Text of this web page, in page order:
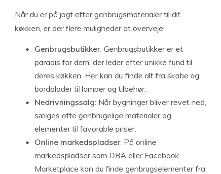
Når du er på jagt efter genbrugsmaterialer til dit
køkken, er der flere muligheder at overveje:
Genbrugsbutikker: Genbrugsbutikker er et
paradis for dem, der leder efter unikke fund til
deres køkken. Her kan du finde alt fra skabe og
bordplader til lamper og tilbehør.
Nedrivningssalg: Når bygninger bliver revet ned,
sælges ofte genbrugelige materialer og
elementer til favorable priser.
Online markedspladser: På online
markedspladser som DBA eller Facebook
Marketplace kan du finde genbrugselementer fra